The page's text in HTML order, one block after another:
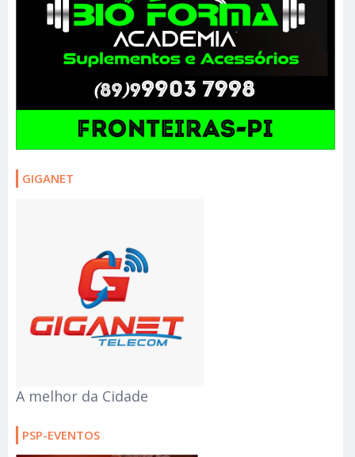
GIGANET
A melhor da Cidade
PSP-EVENTOS